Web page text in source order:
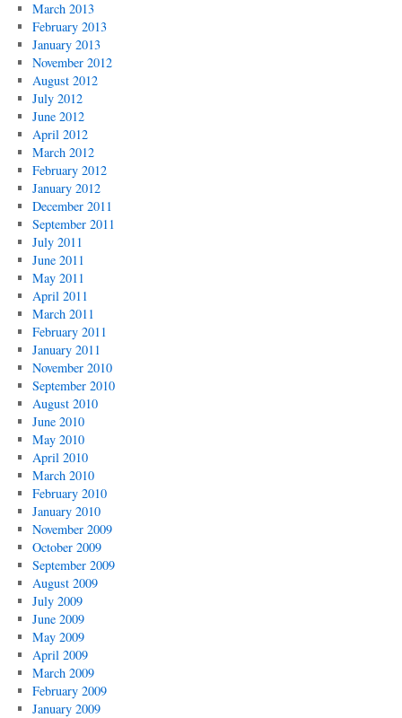
March 2013
February 2013
January 2013
November 2012
August 2012
July 2012
June 2012
April 2012
March 2012
February 2012
January 2012
December 2011
September 2011
July 2011
June 2011
May 2011
April 2011
March 2011
February 2011
January 2011
November 2010
September 2010
August 2010
June 2010
May 2010
April 2010
March 2010
February 2010
January 2010
November 2009
October 2009
September 2009
August 2009
July 2009
June 2009
May 2009
April 2009
March 2009
February 2009
January 2009